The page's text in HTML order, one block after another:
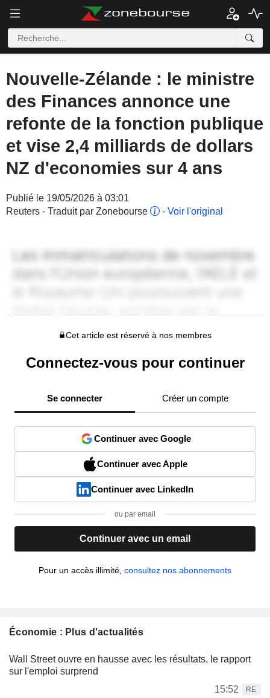
Nouvelle-Zélande : le ministre
des Finances annonce une
refonte de la fonction publique
et vise 2,4 milliards de dollars
NZ d'economies sur 4 ans
Publié le 19/05/2026 à 03:01
Reuters - Traduit par Zonebourse
- Voir l'original
Cet article est réservé à nos membres
Connectez-vous pour continuer
Se connecter Créer un compte
Continuer avec Google
Continuer avec Apple
Continuer avec LinkedIn
ou par email
Continuer avec un email
Pour un accès illimité, consultez nos abonnements
Économie : Plus d'actualités
Wall Street ouvre en hausse avec les résultats, le rapport
sur l'emploi surprend
15:52
RE